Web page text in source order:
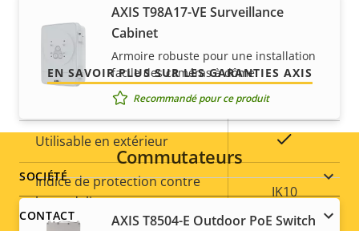
Stockage local (fente pour
carte mémoire)
Température de
fonctionnement
-40 to 55 °C
Utilisable en extérieur
Indice de protection contre
le vandalisme
IK10
AXIS T98A17-VE Surveillance
Cabinet
Armoire robuste pour une installation
facile des caméras à dôme
Recommandé pour ce produit
Commutateurs
AXIS T8504-E Outdoor PoE Switch
caractères, vous obtenez exactement ce que nous
promettons.
EN SAVOIR PLUS SUR LES GARANTIES AXIS
Footer
menu
SOCIÉTÉ
CONTACT